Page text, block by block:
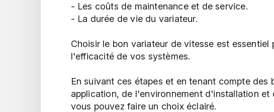
- Les coûts de maintenance et de service.
- La durée de vie du variateur.
Choisir le bon variateur de vitesse est
l'efficacité de vos systèmes.
En suivant ces étapes et en tenant compte des
application, de l'environnement d'installation et
vous pouvez faire un choix éclairé.